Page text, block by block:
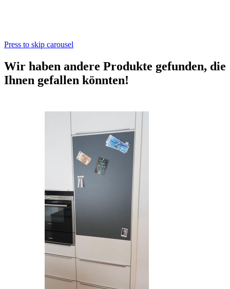
Press to skip carousel
Wir haben andere Produkte gefunden, die
Ihnen gefallen könnten!